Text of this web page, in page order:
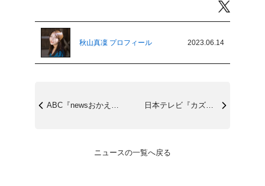
秋山真凜 プロフィール 2023.06.14
ABC『newsおかえり』6/21(水) 日本テレビ『カズレーザーと学ぶ｡』6/2...
ニュースの一覧へ戻る